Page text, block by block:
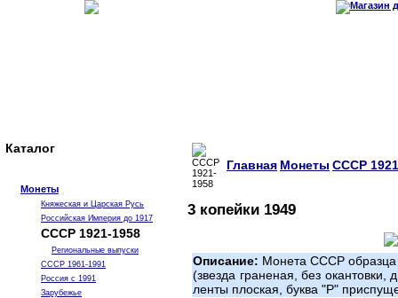
Каталог
Монеты
Княжеская и Царская Русь
Российская Империя до 1917
СССР 1921-1958
Региональные выпуски
СССР 1961-1991
Россия с 1991
Зарубежье
Главная Монеты СССР
3 копейки 1949
Описание: Монета СССР образца
(звезда граненая, без окантовки,
ленты плоская, буква "Р"